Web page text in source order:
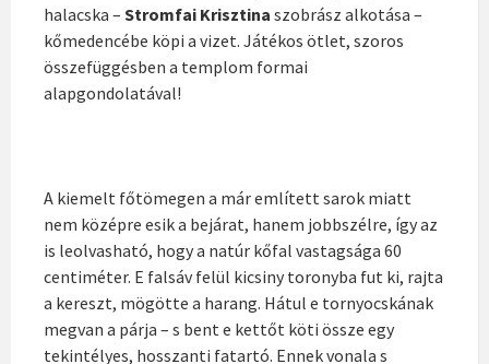
halacska – Stromfai Krisztina szobrász alkotása –
kőmedencébe köpi a vizet. Játékos ötlet, szoros
összefüggésben a templom formai
alapgondolatával!
A kiemelt főtömegen a már említett sarok miatt
nem középre esik a bejárat, hanem jobbszélre, így az
is leolvasható, hogy a natúr kőfal vastagsága 60
centiméter. E falsáv felül kicsiny toronyba fut ki, rajta
a kereszt, mögötte a harang. Hátul e tornyocskának
megvan a párja – s bent e kettőt köti össze egy
tekintélyes, hosszanti fatartó. Ennek vonala s